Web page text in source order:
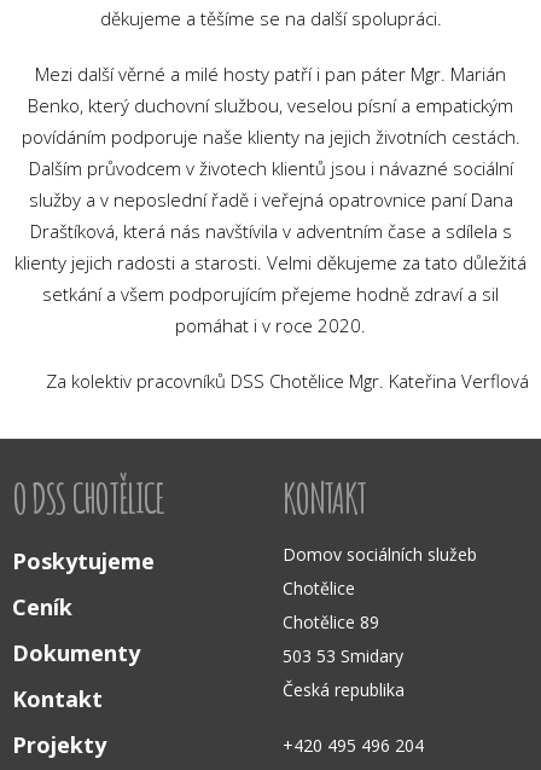
děkujeme a těšíme se na další spolupráci.
Mezi další věrné a milé hosty patří i pan páter Mgr. Marián
Benko, který duchovní službou, veselou písní a empatickým
povídáním podporuje naše klienty na jejich životních cestách.
Dalším průvodcem v životech klientů jsou i návazné sociální
služby a v neposlední řadě i veřejná opatrovnice paní Dana
Draštíková, která nás navštívila v adventním čase a sdílela s
klienty jejich radosti a starosti. Velmi děkujeme za tato důležitá
setkání a všem podporujícím přejeme hodně zdraví a sil
pomáhat i v roce 2020.
Za kolektiv pracovníků DSS Chotělice Mgr. Kateřina Verflová
O DSS CHOTĚLICE
Poskytujeme
Ceník
Dokumenty
Kontakt
Projekty
KONTAKT
Domov sociálních služeb
Chotělice
Chotělice 89
503 53 Smidary
Česká republika
+420 495 496 204